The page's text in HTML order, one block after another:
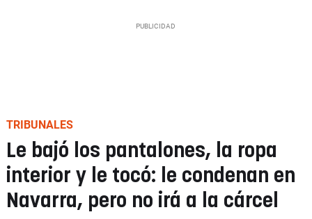
TRIBUNALES
Le bajó los pantalones, la ropa
interior y le tocó: le condenan en
Navarra, pero no irá a la cárcel